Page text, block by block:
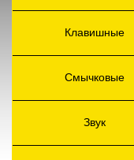
Клавишные
Смычковые
Звук